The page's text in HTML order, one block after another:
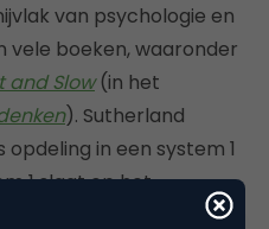
van psychologie en
vele boeken, waaronder
and Slow(in het
). Sutherland
in een system 1
1 slaat op het